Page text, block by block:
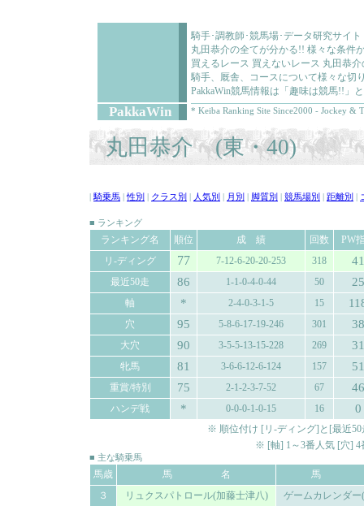
騎手･調教師･競馬場･データ研究サイ
丸田恭介の全てが分かる!! 様々な条件
買えるレース 買えないレース 丸田恭
騎手、厩舎、コースについて様々な切
PakkaWin競馬情報は「趣味は競馬!!」
PakkaWin * Keiba Ranking Site Since2000 - Jockey &
丸田恭介 (東・40)
騎乗馬 |性別 クラス別 人気別 月別 脚質別 競馬場別 距離別
■ ランキング
ランキング名 順位 成 績 回数
PW
リ-ディング
77 7-12-6-20-20-253 318 41
最近50走 86 1-1-0-4-0-44 50 25
軸 * 2-4-0-3-1-5 15
穴 95 5-8-6-17-19-246 301 38
大穴 90 3-5-5-13-15-228 269 31
牝馬 81 3-6-6-12-6-124 157 51
重賞/特別 75 2-1-2-3-7-52 67 46
ハンデ戦 * 0-0-0-1-0-15 16 0
※ 順位付け [リ-ディング]と[最近
※ [軸] 1～3番人気 [穴] 4
■ 主な騎乗馬
馬歳 馬 名
馬
３
リュクスパトロール(加藤士津八)
ゲームカレンダー